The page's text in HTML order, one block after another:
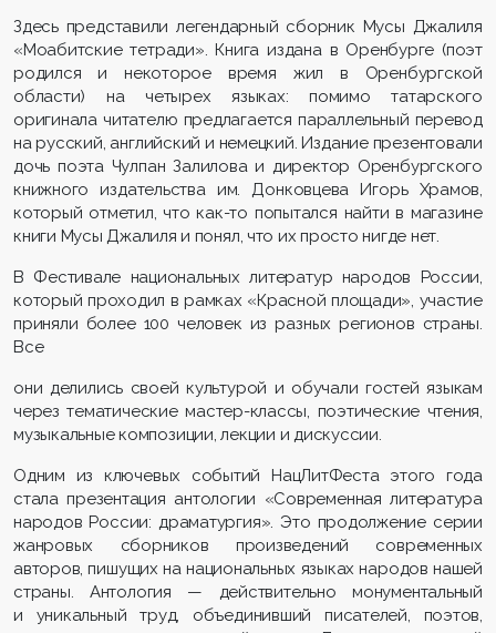
Здесь представили легендарный сборник Мусы Джалиля
«Моабитские тетради». Книга издана в Оренбурге (поэт
родился и некоторое время жил в Оренбургской
области) на четырех языках: помимо татарского
оригинала читателю предлагается параллельный перевод
на русский, английский и немецкий. Издание презентовали
дочь поэта Чулпан Залилова и директор Оренбургского
книжного издательства им. Донковцева Игорь Храмов,
который отметил, что как-то попытался найти в магазине
книги Мусы Джалиля и понял, что их просто нигде нет.
В Фестивале национальных литератур народов России,
который проходил в рамках «Красной площади», участие
приняли более 100 человек из разных регионов страны.
Все
они делились своей культурой и обучали гостей языкам
через тематические мастер-классы, поэтические чтения,
музыкальные композиции, лекции и дискуссии.
Одним из ключевых событий НацЛитФеста этого года
стала презентация антологии «Современная литература
народов России: драматургия». Это продолжение серии
жанровых сборников произведений современных
авторов, пишущих на национальных языках народов нашей
страны. Антология — действительно монументальный
и уникальный труд, объединивший писателей, поэтов,